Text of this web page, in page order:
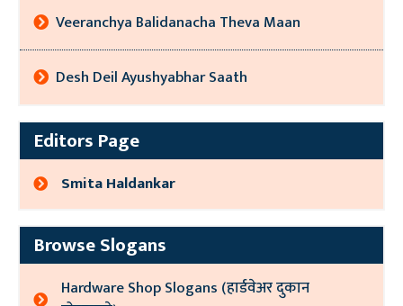
Veeranchya Balidanacha Theva Maan
Desh Deil Ayushyabhar Saath
Editors Page
Smita Haldankar
Browse Slogans
Hardware Shop Slogans (हार्डवेअर दुकान